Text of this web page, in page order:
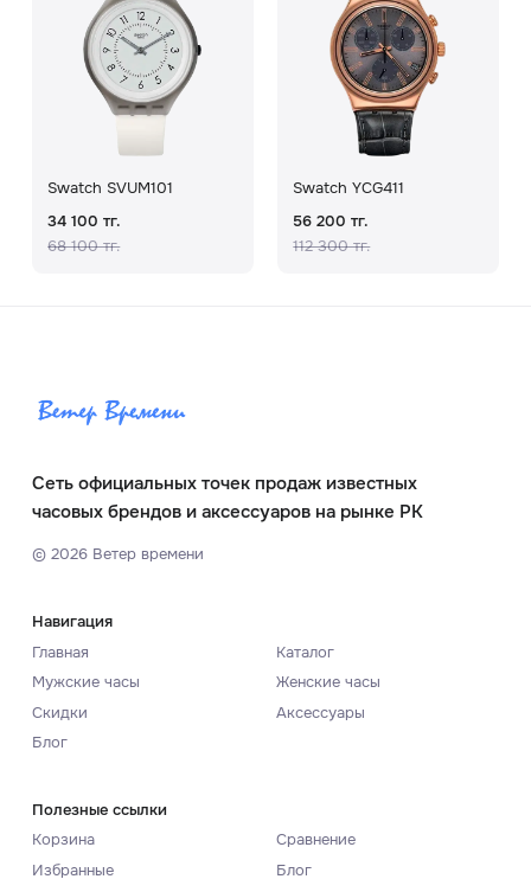
Swatch SVUM101
34 100 тг.
68 100 тг.
Swatch YCG411
56 200 тг.
112 300 тг.
Сеть официальных точек продаж известных
часовых брендов и аксессуаров на рынке РК
© 2026Ветер времени
Навигация
Главная
Каталог
Мужские часы
Женские часы
Скидки
Аксессуары
Блог
Полезные ссылки
Корзина
Сравнение
Избранные
Блог